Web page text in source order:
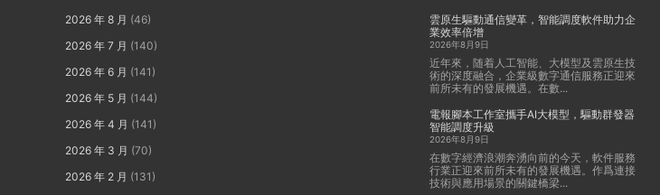
2026 年 8 月 (46)
2026 年 7 月 (140)
2026 年 6 月 (141)
2026 年 5 月 (144)
2026 年 4 月 (141)
2026 年 3 月 (70)
2026 年 2 月 (131)
雲原生驅動通信變革，智能調度軟件助力企
業效率倍增
2026年8月9日
近年來，随着人工智能、大模型及雲原生技
術的深度融合，企業級數字通信服務正迎來
前所未有的發展機遇。在數...
電報腳本工作室攜手AI大模型，驅動群發器
智能調度升級
2026年8月9日
在數字經濟浪潮奔湧向前的今天，軟件服務
行業正迎來前所未有的發展機遇。作爲連接
技術與應用場景的關鍵橋梁...